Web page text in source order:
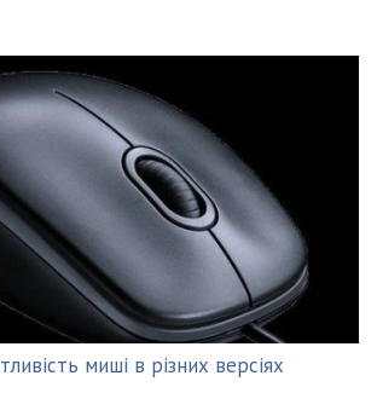
миші в різних версіях